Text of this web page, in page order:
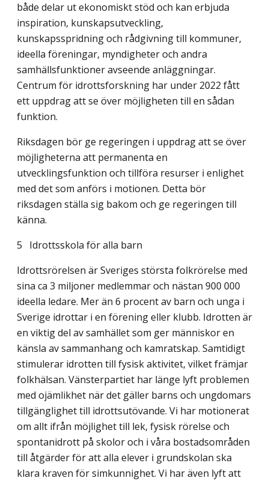
både delar ut ekonomiskt stöd och kan erbjuda
inspiration, kunskaps­utveckling,
kunskapsspridning och rådgivning till kommuner,
ideella föreningar, myndigheter och andra
samhällsfunktioner avseende anläggningar.
Centrum för idrotts­forskning har under 2022 fått
ett uppdrag att se över möjligheten till en sådan
funktion.
Riksdagen bör ge regeringen i uppdrag att se över
möjligheterna att permanenta en
utvecklingsfunktion och tillföra resurser i enlighet
med det som anförs i motionen. Detta bör
riksdagen ställa sig bakom och ge regeringen till
känna.
5 Idrottsskola för alla barn
Idrottsrörelsen är Sveriges största folkrörelse med
sina ca 3 miljoner medlemmar och nästan 900 000
ideella ledare. Mer än 6 procent av barn och unga i
Sverige idrottar i en förening eller klubb. Idrotten är
en viktig del av samhället som ger människor en
känsla av sammanhang och kamratskap. Samtidigt
stimulerar idrotten till fysisk aktivitet, vilket främjar
folkhälsan. Vänsterpartiet har länge lyft problemen
med ojämlikhet när det gäller barns och ungdomars
tillgänglighet till idrottsutövande. Vi har motionerat
om allt ifrån möjlighet till lek, fysisk rörelse och
spontanidrott på skolor och i våra bostads­områden
till åtgärder för att alla elever i grundskolan ska
klara kraven för simkunnighet. Vi har även lyft att